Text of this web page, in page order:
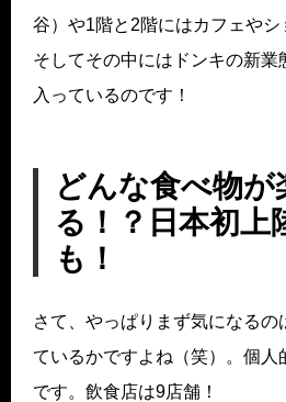
谷）や1階と2階にはカフェやシ
そしてその中にはドンキの新業
入っているのです！
どんな食べ物が
る！？日本初上
も！
さて、やっぱりまず気になるの
ているかですよね（笑）。個人
です。飲食店は9店舗！